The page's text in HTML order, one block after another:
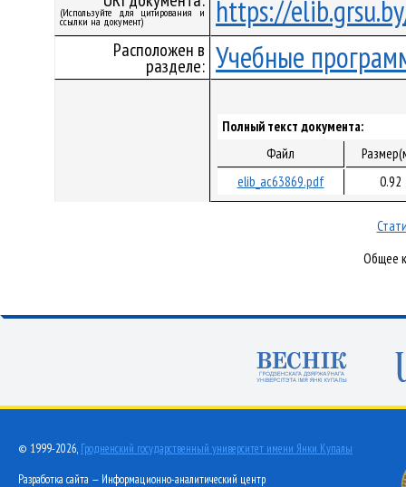
(Используйте для цитирования и
ссылки на документ) https://
Расположен в
разделе: Учебные
Полный текст документа:
Файл
elib_ac63869.pdf
0.92
Общее
© 1999-2026, Гродненский государственный университет имени Янки Купалы
Разработка сайта — Информационно-аналитический центр